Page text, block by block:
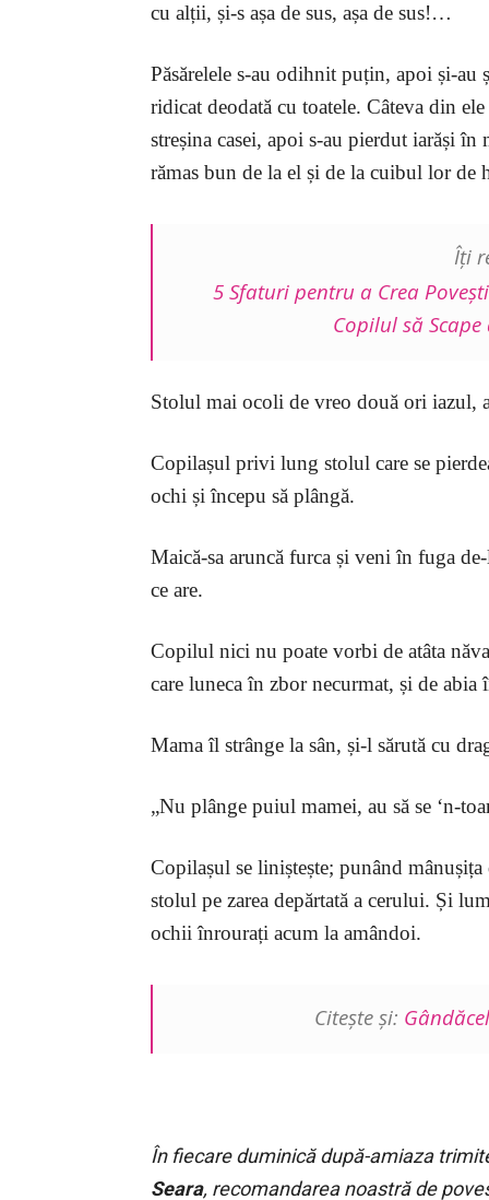
cu alții, și-s așa de sus, așa de sus!…
Păsărelele s-au odihnit puțin, apoi și-au
ridicat deodată cu toatele. Câteva din
streșina casei, apoi s-au pierdut iarăși
rămas bun de la el și de la cuibul lor de
Îți
5 Sfaturi pentru a Crea
Copilul să
Stolul mai ocoli de vreo două ori iazul,
Copilașul privi lung stolul care se
ochi și începu să plângă.
Maică-sa aruncă furca și veni în fuga
ce are.
Copilul nici nu poate vorbi de atâta
care luneca în zbor necurmat, și de
Mama îl strânge la sân, și-l sărută cu
„Nu plânge puiul mamei, au să se ‘n-
Copilașul se liniștește; punând
stolul pe zarea depărtată a cerului. Și
ochii înrourați acum la amândoi.
Citește și:
În fiecare duminică după-amiaza
Seara, recomandarea noastră de